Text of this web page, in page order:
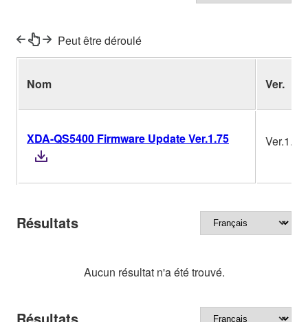
Peut être déroulé
Nom Ver.
XDA-QS5400 Firmware Update Ver.1.75 Ver.1.75
Résultats
Aucun résultat n'a été trouvé.